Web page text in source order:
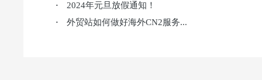
· 2024年元旦放假通知！
· 外贸站如何做好海外CN2服务...